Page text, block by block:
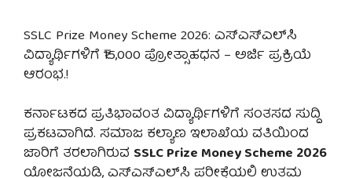
SSLC Prize Money Scheme 2026: ಎಸ್‌ಎಸ್‌ಎಲ್‌ಸಿ
ವಿದ್ಯಾರ್ಥಿಗಳಿಗೆ ₹15,000 ಪ್ರೋತ್ಸಾಹಧನ – ಅರ್ಜಿ ಪ್ರಕ್ರಿಯೆ
ಆರಂಭ.!
ಕರ್ನಾಟಕದ ಪ್ರತಿಭಾವಂತ ವಿದ್ಯಾರ್ಥಿಗಳಿಗೆ ಸಂತಸದ ಸುದ್ದಿ
ಪ್ರಕಟವಾಗಿದೆ. ಸಮಾಜ ಕಲ್ಯಾಣ ಇಲಾಖೆಯ ವತಿಯಿಂದ
ಜಾರಿಗೆ ತರಲಾಗಿರುವ SSLC Prize Money Scheme 2026